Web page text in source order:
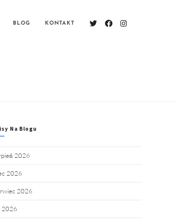
BLOG KONTAKT
Na Blogu
2026
2026
2026
2026